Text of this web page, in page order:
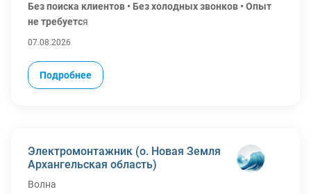
Без поиска клиентов • Без холодных звонков • Опыт
не требуется
работы?
Клиенты уже оставили заявку на банковский продукт
и ожидают встречу. Ваша задача — встретиться с
клиентом, передать карту, помочь с оформлением
документов и проконсультировать по сервисам банка.
Подробнее
07.08.2026
Электромонтажник (о. Новая Земля
Архангельская область)
Волна